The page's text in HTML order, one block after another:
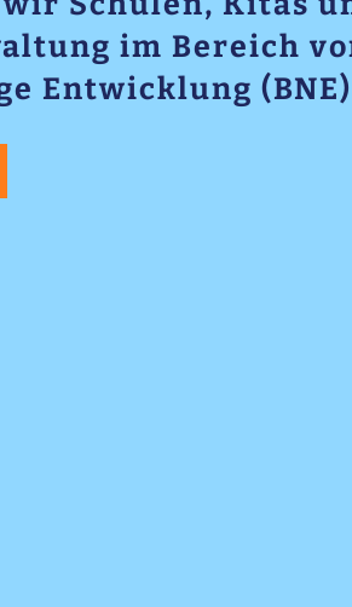
im Bereich
Entwicklung